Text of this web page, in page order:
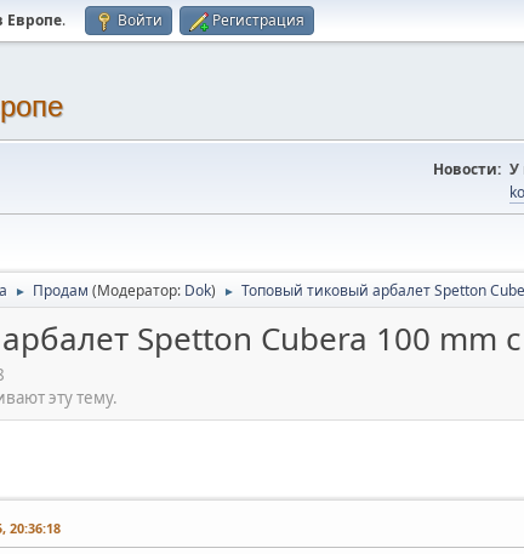
Европе. Войти Регистрация
Новости: У
► Продам (Модератор: Dok) ► Топовый тиковый арбалет Spetton
Spetton Cubera 100 mm
эту тему.
20:36:18